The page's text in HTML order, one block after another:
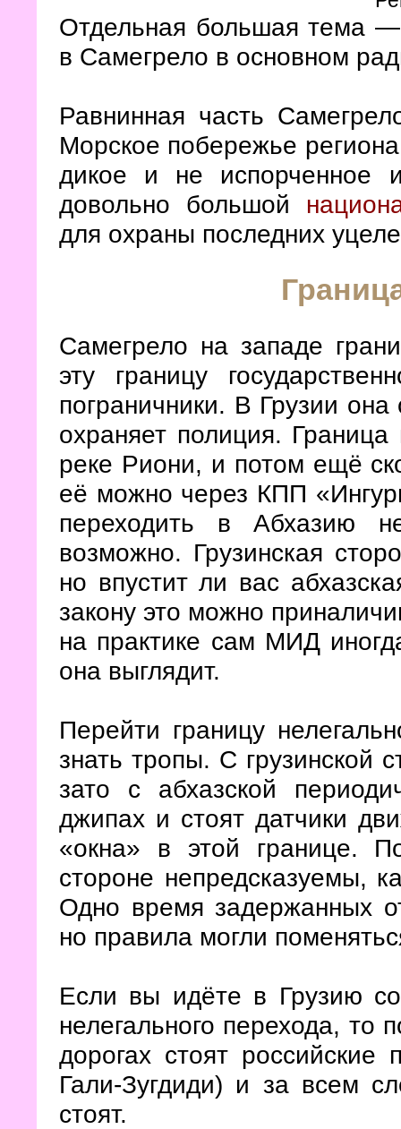
Отдельная большая тема
в Самегрело в основном
Равнинная часть
Морское побережье
дикое и не испорченное
довольно большой
для охраны последних
Самегрело на западе
эту границу
пограничники. В Грузии
охраняет полиция.
реке Риони, и потом ещё
её можно через КПП
переходить в Абхазию
возможно. Грузинская
но впустит ли вас
закону это можно
на практике сам МИД
она выглядит.
Перейти границу
знать тропы. С грузинской
зато с абхазской
джипах и стоят датчики
«окна» в этой границе.
стороне непредсказуемы,
Одно время задержанных
но правила могли
Если вы идёте в Грузию
нелегального перехода, то
дорогах стоят российские
Гали-Зугдиди) и за всем
стоят.